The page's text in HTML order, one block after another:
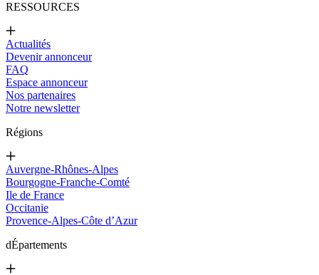
RESSOURCES
Actualités
Devenir annonceur
FAQ
Espace annonceur
Nos partenaires
Notre newsletter
Régions
Auvergne-Rhônes-Alpes
Bourgogne-Franche-Comté
Ile de France
Occitanie
Provence-Alpes-Côte d’Azur
dÉpartements